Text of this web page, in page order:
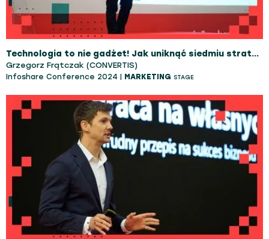
Technologia to nie gadżet! Jak uniknąć siedmiu strategicznych błędów w e-commerce i stworzyć solidną bazę do skalowania biznesu.
Grzegorz Frątczak (CONVERTIS)
Infoshare Conference 2024 | MARKETING STAGE